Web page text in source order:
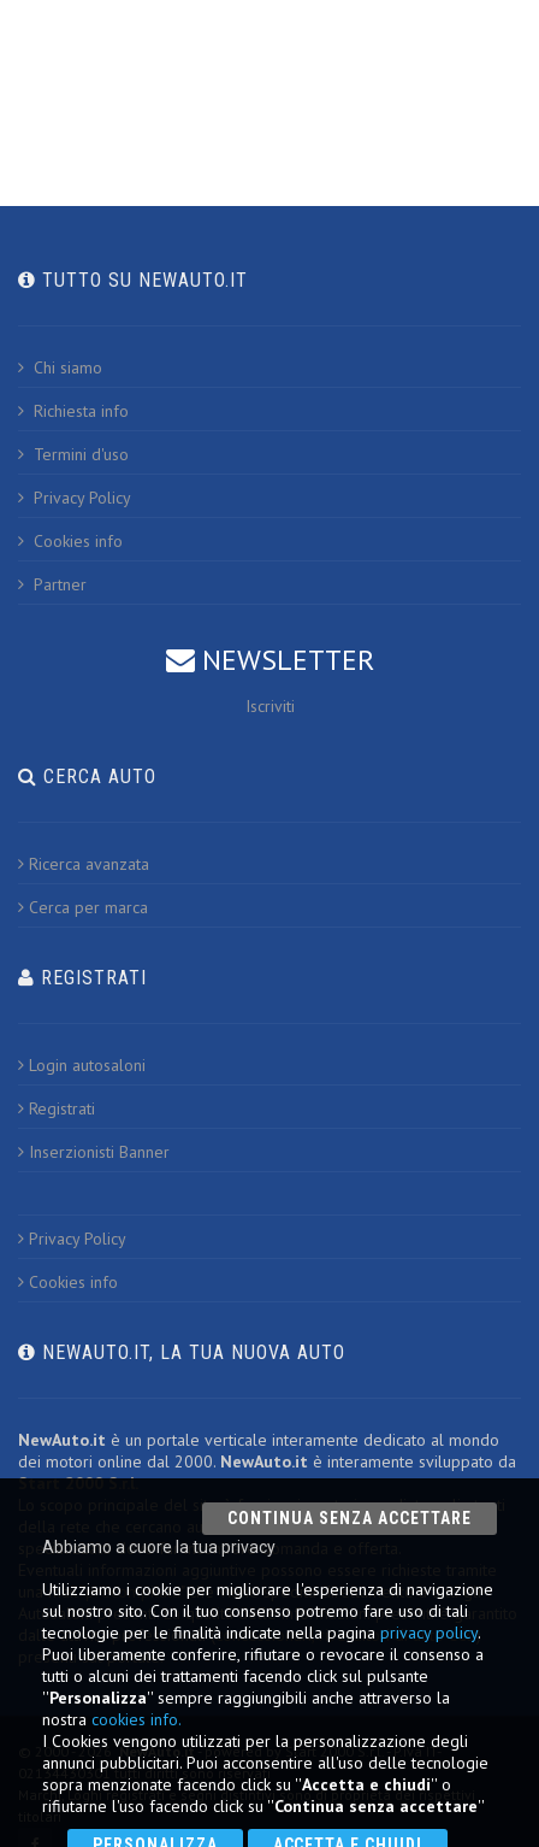
TUTTO SU NEWAUTO.IT
Chi siamo
Richiesta info
Termini d'uso
Privacy Policy
Cookies info
Partner
NEWSLETTER
Iscriviti
CERCA AUTO
Ricerca avanzata
Cerca per marca
REGISTRATI
Login autosaloni
Registrati
Inserzionisti Banner
Privacy Policy
Cookies info
NEWAUTO.IT, LA TUA NUOVA AUTO
NewAuto.it è un portale verticale interamente dedicato al mondo
dei motori online dal 2000. NewAuto.it è interamente sviluppato da
Start 2000 S.r.l.
Lo scopo principale del sito è fornire risposte immediate agli utenti
della rete che cercano autovetture usate, fornendo un ambiente
specializzato dove far incontrare domanda e offerta.
una mail "precompilata " che viene spedita direttamente a tutti gli
Autosaloni presenti. La qualità delle informazioni presenti è garantito
dalle attività professionali (concessionari, riverditori di auto ecc.)
presenti sul portale.
© 2000 - 2026 NewAuto.it- powered by Start 2000 S.r.l. - P.iva IT-
02134430301 tutti diritti sono riservati
Marchi, Loghi registrati e segni distintivi sono di proprietà dei rispettivi
titolari
CONTINUA SENZA ACCETTARE
Abbiamo a cuore la tua privacy
Utilizziamo i cookie per migliorare l'esperienza di navigazione
sul nostro sito. Con il tuo consenso potremo fare uso di tali
tecnologie per le finalità indicate nella pagina privacy policy.
Puoi liberamente conferire, rifiutare o revocare il consenso a
tutti o alcuni dei trattamenti facendo click sul pulsante
''Personalizza'' sempre raggiungibili anche attraverso la
nostra cookies info.
I Cookies vengono utilizzati per la personalizzazione degli
annunci pubblicitari. Puoi acconsentire all'uso delle tecnologie
sopra menzionate facendo click su ''Accetta e chiudi'' o
rifiutarne l'uso facendo click su ''Continua senza accettare''